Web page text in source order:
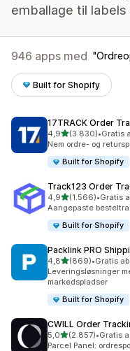
emballage til
946 apps med
Built for Shopify
17TRACK Order
4,9ud af 5 stjerner
(3.830)
3830 anmeldelser i
•Gratis
Nem ordre- og
Built for Shopify
Track123 Order
4,9ud af 5 stjerner
(1.566)
1566 anmeldelser i
•Gratis
Aangepaste
Built for Shopify
Packlink PRO
4,8ud af 5 stjerner
(869)
869 anmeldelser i alt
•Gratis
Leveringsløsninger
markedspladser
Built for Shopify
CWILL Order
5,0ud af 5 stjerner
(2.857)
2857 anmeldelser i
•Gratis
Parcel Panel: